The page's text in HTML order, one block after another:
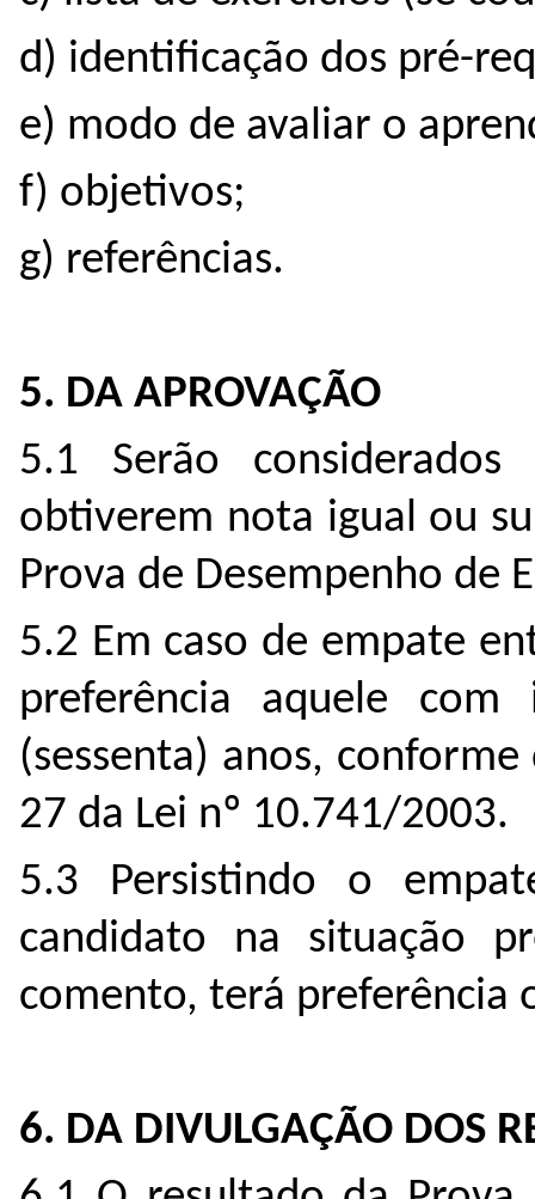
d) identificação dos pré-
e) modo de avaliar o
f) objetivos;
g) referências.
5. DA APROVAÇÃO
5.1 Serão
obtiverem nota igual ou
Prova de Desempenho de
5.2 Em caso de empate
preferência aquele
(sessenta) anos,
27 da Lei nº 10.741/2003.
5.3 Persistindo o
candidato na situação
comento, terá preferência
6. DA DIVULGAÇÃO DOS